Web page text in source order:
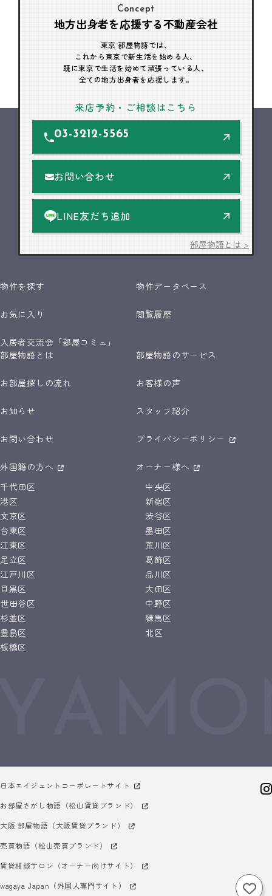
Concept
地方出身者を応援する不動産会社
東京 部屋物語では、
これから東京で新生活を始める人、
既に東京で生活を始めて頑張っている人、
全ての地方出身者を応援します。
来店予約・ご相談はこちら
03-3212-5565
お問い合わせ
LINE友だち追加
部屋物語とは >
物件を探す 物件データベース
お気に入り 閲覧履歴
入居者交流会「部屋コミュ」
部屋物語とは
部屋物語のサービス
お部屋探しの流れ お客様の声
お知らせ スタッフ紹介
お問い合わせ プライバシーポリシー
外国籍の方へ
オーナー様へ
千代田区
中央区
港区
新宿区
文京区
渋谷区
台東区
墨田区
江東区
荒川区
足立区
葛飾区
江戸川区
品川区
目黒区
大田区
世田谷区
中野区
杉並区
練馬区
豊島区
北区
板橋区
日本エイジェントコーポレートサイト
お部屋さがし物語（松山賃貸ブランド）
大阪 部屋物語（大阪賃貸ブランド）
売買物語（松山売買ブランド）
賃貸相談サロン（オーナー向けサイト）
wagaya Japan（外国人専門サイト）